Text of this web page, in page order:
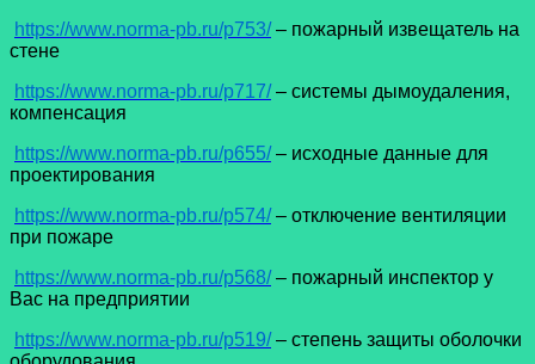
https://www.norma-pb.ru/p753/– пожарный извещатель на
стене
https://www.norma-pb.ru/p717/– системы дымоудаления,
компенсация
https://www.norma-pb.ru/p655/– исходные данные для
проектирования
https://www.norma-pb.ru/p574/– отключение вентиляции
при пожаре
https://www.norma-pb.ru/p568/– пожарный инспектор у
Вас на предприятии
https://www.norma-pb.ru/p519/– степень защиты оболочки